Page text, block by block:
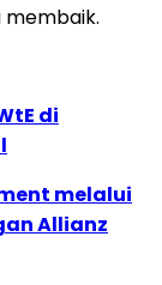
membaik.
di
melalui
Allianz